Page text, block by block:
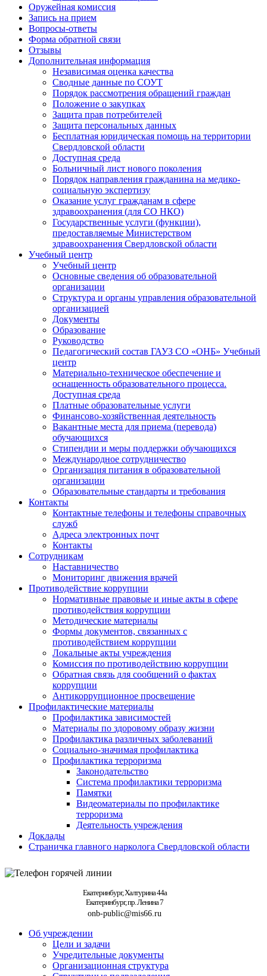
Оружейная комиссия
Запись на прием
Вопросы-ответы
Форма обратной связи
Отзывы
Дополнительная информация
Независимая оценка качества
Сводные данные по СОУТ
Порядок рассмотрения обращений граждан
Положение о закупках
Защита прав потребителей
Защита персональных данных
Бесплатная юридическая помощь на территории
Свердловской области
Доступная среда
Больничный лист нового поколения
Порядок направления гражданина на медико-
социальную экспертизу
Оказание услуг гражданам в сфере
здравоохранения (для СО НКО)
Государственные услуги (функции),
предоставляемые Министерством
здравоохранения Свердловской области
Учебный центр
Учебный центр
Основные сведения об образовательной
организации
Структура и органы управления образовательной
организацией
Документы
Образование
Руководство
Педагогический состав ГАУЗ СО «ОНБ» Учебный
центр
Материально-техническое обеспечение и
оснащенность образовательного процесса.
Доступная среда
Платные образовательные услуги
Финансово-хозяйственная деятельность
Вакантные места для приема (перевода)
обучающихся
Стипендии и меры поддержки обучающихся
Международное сотрудничество
Организация питания в образовательной
организации
Образовательные стандарты и требования
Контакты
Контактные телефоны и телефоны справочных
служб
Адреса электронных почт
Контакты
Сотрудникам
Наставничество
Мониторинг движения врачей
Противодействие коррупции
Нормативные правовые и иные акты в сфере
противодействия коррупции
Методические материалы
Формы документов, связанных с
противодействием коррупции
Локальные акты учреждения
Комиссия по противодействию коррупции
Обратная связь для сообщений о фактах
коррупции
Антикоррупционное просвещение
Профилактические материалы
Профилактика зависимостей
Материалы по здоровому образу жизни
Профилактика различных заболеваний
Социально-значимая профилактика
Профилактика терроризма
Законодательство
Система профилактики терроризма
Памятки
Видеоматериалы по профилактике
терроризма
Деятельность учреждения
Доклады
Страничка главного нарколога Свердловской области
Екатеринбург, Халтурина 44а
Екатеринбург, пр. Ленина 7
onb-public@mis66.ru
Об учреждении
Цели и задачи
Учредительные документы
Организационная структура